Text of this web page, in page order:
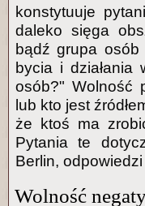
konstytuuje
daleko sięga
bądź grupa
bycia i działania
osób?" Wolność
lub kto jest
że ktoś ma
Pytania te
Berlin,
Wolność